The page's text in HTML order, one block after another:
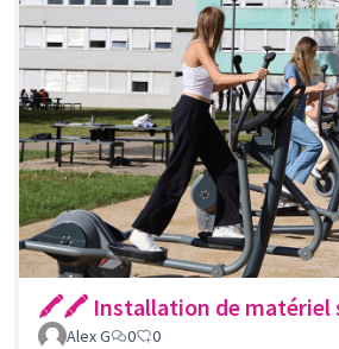
🖍🖍 Installation de matériel
Alex G 0 0